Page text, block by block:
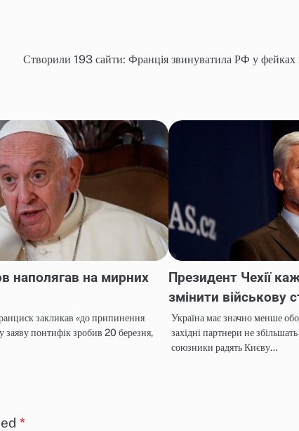
Створили 193 сайти: Франція звинуватила РФ у фейках
наполягав на мирних
закликав «до припинення
заяву понтифік зробив 20 березня,
Президент Чехії
змінити військову
Україна має значно менше
західні партнери не
союзники радять Києву…
*